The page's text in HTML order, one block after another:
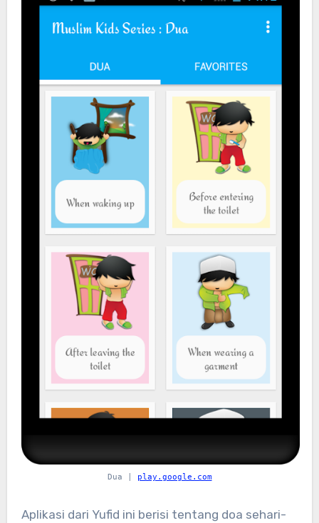
Dua | play.google.com
Aplikasi dari Yufid ini berisi tentang doa sehari-